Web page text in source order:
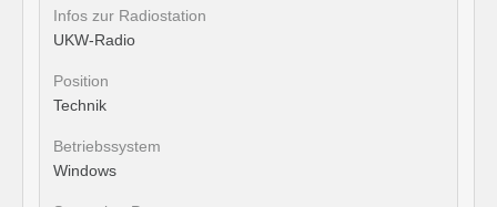
Infos zur Radiostation
UKW-Radio
Position
Technik
Betriebssystem
Windows